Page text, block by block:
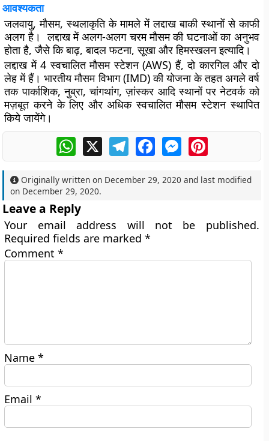
आवश्यकता
जलवायु, मौसम, स्थलाकृति के मामले में लद्दाख बाकी स्थानों से काफी
अलग है। लद्दाख में अलग-अलग चरम मौसम की घटनाओं का अनुभव
होता है, जैसे कि बाढ़, बादल फटना, सूखा और हिमस्खलन इत्यादि।
लद्दाख में 4 स्वचालित मौसम स्टेशन (AWS) हैं, दो कारगिल और दो
लेह में हैं। भारतीय मौसम विभाग (IMD) की योजना के तहत अगले वर्ष
तक पार्काशिक, नुब्रा, चांगथांग, ज़ांस्कर आदि स्थानों पर नेटवर्क को
मज़बूत करने के लिए और अधिक स्वचालित मौसम स्टेशन स्थापित
किये जायेंगे।
WhatsApp
X TelegramFacebookMessengerPinterest
Originally written on December 29, 2020 and last modified
on December 29, 2020.
Leave a Reply
Your email address will not be published.
Required fields are marked*
Comment*
Name*
Email*